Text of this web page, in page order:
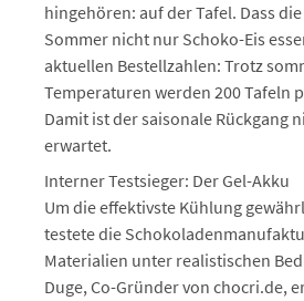
hingehören: auf der Tafel. Dass
Sommer nicht nur Schoko-Eis
aktuellen Bestellzahlen: Trotz
Temperaturen werden 200 Tafeln
Damit ist der saisonale Rückgang
erwartet.
Interner Testsieger: Der Gel-Akku
Um die effektivste Kühlung
testete die
Materialien unter realistischen
Duge, Co-Gründer von chocri.de,